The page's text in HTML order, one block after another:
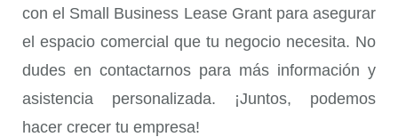
con el Small Business Lease Grantpara asegurar
el espacio comercial que tu negocio necesita. No
dudes en contactarnos para más información y
asistencia personalizada. ¡Juntos, podemos
hacer crecer tu empresa!